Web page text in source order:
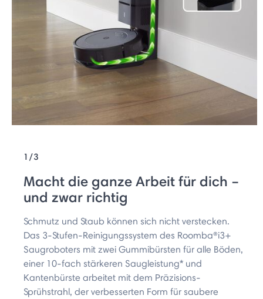
1/3
Macht die ganze Arbeit für dich –
und zwar richtig
Schmutz und Staub können sich nicht verstecken.
Das 3-Stufen-Reinigungssystem des Roomba®i3+
Saugroboters mit zwei Gummibürsten für alle Böden,
einer 10-fach stärkeren Saugleistung* und
Kantenbürste arbeitet mit dem Präzisions-
Sprühstrahl, der verbesserten Form für saubere